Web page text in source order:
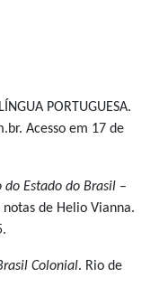
PORTUGUESA.
Acesso em 17 de
do Estado do Brasil –
de Helio Vianna.
Colonial. Rio de